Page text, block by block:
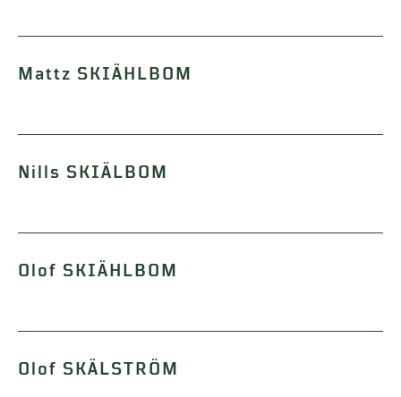
Mattz SKIÄHLBOM
Nills SKIÄLBOM
Olof SKIÄHLBOM
Olof SKÄLSTRÖM